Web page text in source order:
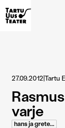
27.09.2012|Tartu
varje
hans ja grete...